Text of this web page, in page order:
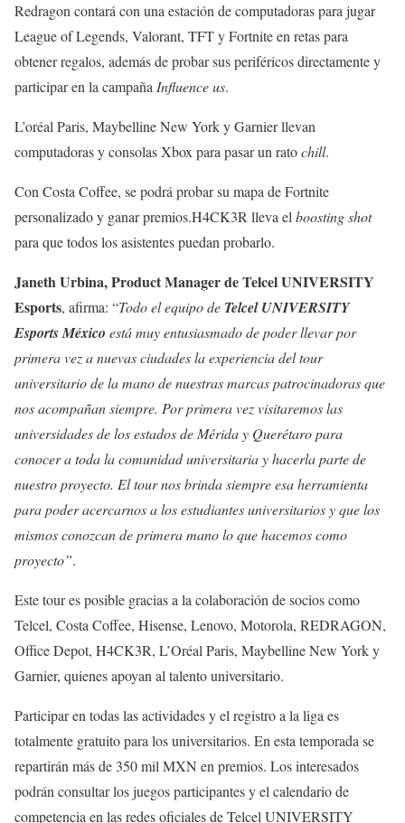
Redragon contará con una estación de computadoras para jugar
League of Legends, Valorant, TFT y Fortnite en retas para
obtener regalos, además de probar sus periféricos directamente y
participar en la campañaInfluence us.
L’oréal Paris, Maybelline New York y Garnier llevan
computadoras y consolas Xbox para pasar un ratochill.
Con Costa Coffee, se podrá probar su mapa de Fortnite
personalizado y ganar premios.H4CK3R lleva elboosting shot
para que todos los asistentes puedan probarlo.
Janeth Urbina, Product Manager de Telcel UNIVERSITY
Esports, afirma: “Todo el equipo de Telcel UNIVERSITY
Esports México está muy entusiasmado de poder llevar por
primera vez a nuevas ciudades la experiencia del tour
universitario de la mano de nuestras marcas patrocinadoras que
nos acompañan siempre. Por primera vez visitaremos las
universidades de los estados de Mérida y Querétaro para
conocer a toda la comunidad universitaria y hacerla parte de
nuestro proyecto. El tour nos brinda siempre esa herramienta
para poder acercarnos a los estudiantes universitarios y que los
mismos conozcan de primera mano lo que hacemos como
proyecto”.
Este tour es posible gracias a la colaboración de socios como
Telcel, Costa Coffee, Hisense, Lenovo, Motorola, REDRAGON,
Office Depot, H4CK3R, L’Oréal Paris, Maybelline New York y
Garnier, quienes apoyan al talento universitario.
Participar en todas las actividades y el registro a la liga es
totalmente gratuito para los universitarios. En esta temporada se
repartirán más de 350 mil MXN en premios. Los interesados
podrán consultar los juegos participantes y el calendario de
competencia en las redes oficiales de Telcel UNIVERSITY